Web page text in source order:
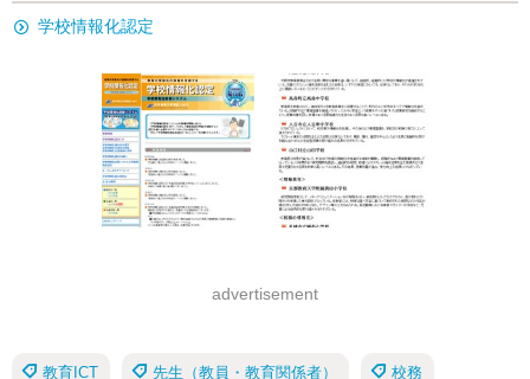
学校情報化認定
advertisement
教育ICT 先生（教員・教育関係者） 校務